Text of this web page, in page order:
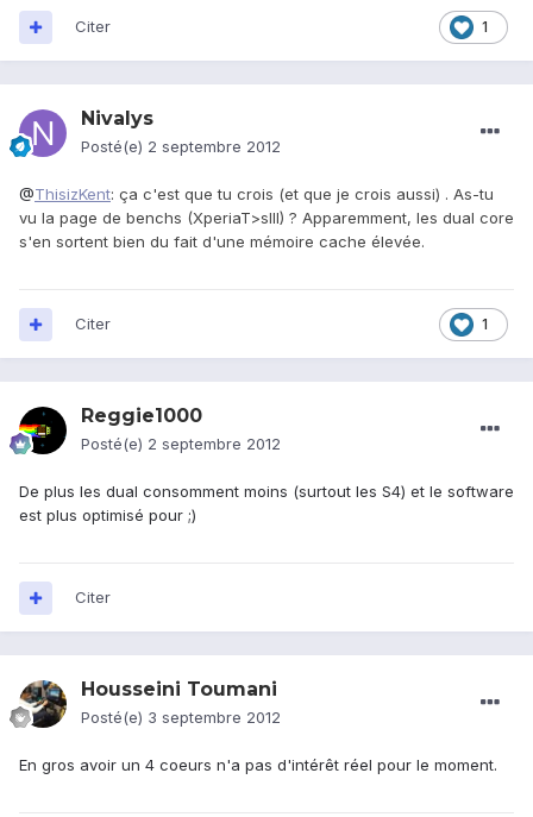
1
Citer
Nivalys
Posté(e) 2 septembre 2012
@ThisizKent: ça c'est que tu crois (et que je crois aussi) . As-tu
vu la page de benchs (XperiaT>sIII) ? Apparemment, les dual core
s'en sortent bien du fait d'une mémoire cache élevée.
1
Citer
Reggie1000
Posté(e) 2 septembre 2012
De plus les dual consomment moins (surtout les S4) et le software
est plus optimisé pour ;)
Citer
Housseini Toumani
Posté(e) 3 septembre 2012
En gros avoir un 4 coeurs n'a pas d'intérêt réel pour le moment.